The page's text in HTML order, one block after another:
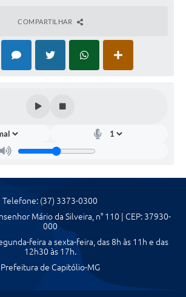
COMPARTILHAR
Telefone: (37) 3373-0300
Mário da Silveira, n° 110 | CEP: 37930-
000
feira a sexta-feira, das 8h às 11h e das
12h30 às 17h.
Prefeitura de Capitólio-MG